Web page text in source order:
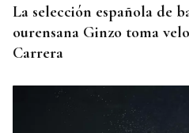
La selección española de
ourensana Ginzo toma
Carrera